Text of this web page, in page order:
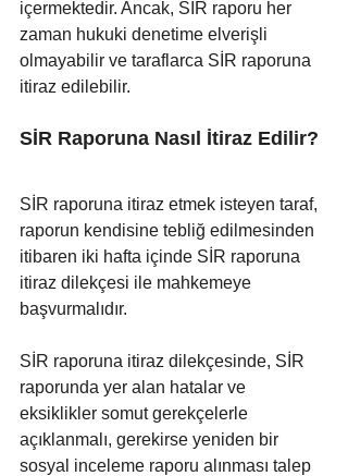
içermektedir. Ancak, SİR raporu her
zaman hukuki denetime elverişli
olmayabilir ve taraflarca SİR raporuna
itiraz edilebilir.
SİR Raporuna Nasıl İtiraz Edilir?
SİR raporuna itiraz etmek isteyen taraf,
raporun kendisine tebliğ edilmesinden
itibaren iki hafta içinde SİR raporuna
itiraz dilekçesi ile mahkemeye
başvurmalıdır.
SİR raporuna itiraz dilekçesinde, SİR
raporunda yer alan hatalar ve
eksiklikler somut gerekçelerle
açıklanmalı, gerekirse yeniden bir
sosyal inceleme raporu alınması talep